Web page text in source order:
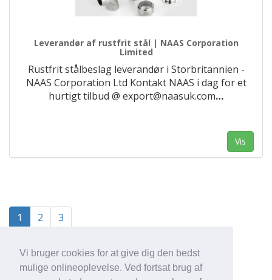
Vi bruger cookies for at give dig den bedst
mulige onlineoplevelse. Ved fortsat brug af
Leverandør af rustfrit stål | NAAS Corporation
Limited
Rustfrit stålbeslag leverandør i Storbritannien -
NAAS Corporation Ltd Kontakt NAAS i dag for et
hurtigt tilbud @ export@naasuk.com…
Vis
1 2 3